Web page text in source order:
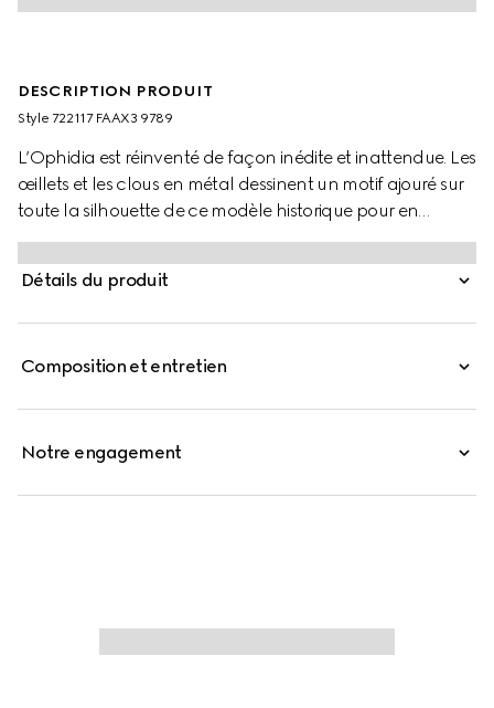
DESCRIPTION PRODUIT
Style ‎722117 FAAX3 9789
L’Ophidia est réinventé de façon inédite et inattendue. Les
œillets et les clous en métal dessinent un motif ajouré sur
toute la silhouette de ce modèle historique pour en
dévoiler une version unique. Créant un contraste ludique,
ce petit sac à épaule est réalisé à partir de la toile
GG Supreme de la Maison, habillée de l’association
Détails du produit
Composition et entretien
Notre engagement